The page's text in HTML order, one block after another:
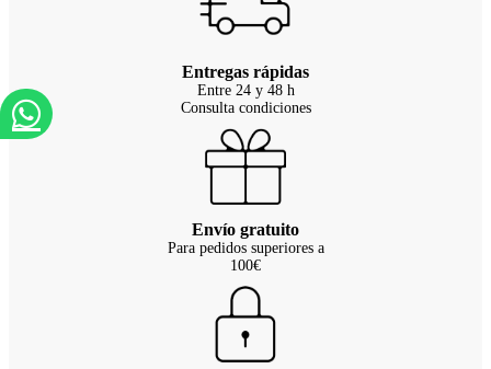
Entregas rápidas
Entre 24 y 48 h
Consulta condiciones
Envío gratuito
Para pedidos superiores a
100€